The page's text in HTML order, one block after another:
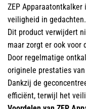
ZEP
veiligheid in gedachten.
Dit product verwijdert
maar zorgt er ook voor
Door regelmatige
originele prestaties
Dankzij de
efficiënt, terwijl het